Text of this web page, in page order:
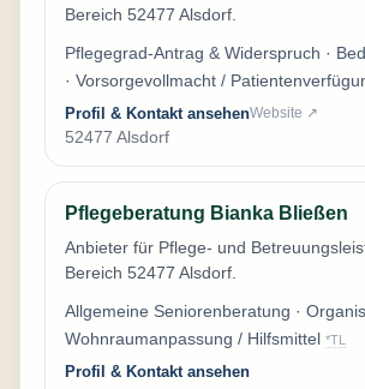
Bereich 52477 Alsdorf.
Pflegegrad-Antrag & Widerspruch ·
· Vorsorgevollmacht /
Profil & Kontakt ansehenWebsite ↗
52477 Alsdorf
Pflegeberatung Bianka Bließen
Anbieter für Pflege- und
Bereich 52477 Alsdorf.
Allgemeine Seniorenberatung ·
Wohnraumanpassung / Hilfsmittel *TL
Profil & Kontakt ansehen